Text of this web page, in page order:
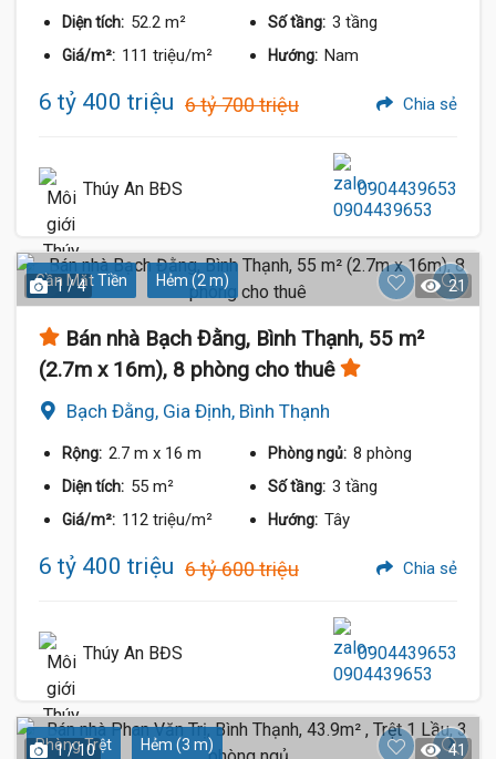
Diện tích: 52.2 m² Số tầng: 3 tầng
Giá/m²: 111 triệu/m² Hướng: Nam
6 tỷ 400 triệu 6 tỷ 700 triệu Chia sẻ
Thúy An BĐS 0904439653
Gần Mặt Tiền Hẻm (2 m)
1 / 4 21
Bán nhà Bạch Đằng, Bình Thạnh, 55 m²
(2.7m x 16m), 8 phòng cho thuê
Bạch Đằng, Gia Định, Bình Thạnh
Rộng: 2.7 m x 16 m Phòng ngủ: 8 phòng
Diện tích: 55 m² Số tầng: 3 tầng
Giá/m²: 112 triệu/m² Hướng: Tây
6 tỷ 400 triệu 6 tỷ 600 triệu Chia sẻ
Thúy An BĐS 0904439653
Phòng Trệt Hẻm (3 m)
1 / 10 41